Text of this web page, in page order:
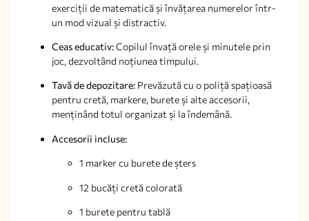
exerciții de matematică și învățarea numerelor într-
un mod vizual și distractiv.
Ceas educativ:Copilul învață orele și minutele prin
joc, dezvoltând noțiunea timpului.
Tavă de depozitare: Prevăzută cu o poliță spațioasă
pentru cretă, markere, burete și alte accesorii,
menținând totul organizat și la îndemână.
Accesorii incluse:
1 marker cu burete de șters
12 bucăți cretă colorată
1 burete pentru tablă